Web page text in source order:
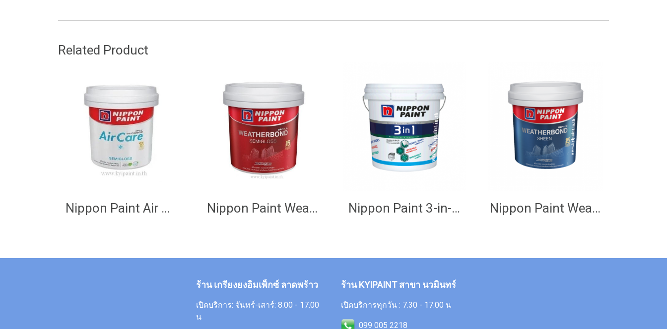
Related Product
Nippon Paint Air Care (SemiGloss) Nippon Paint Weatherbond (SemiGloss) Nippon Paint 3-in-One Nippon Paint Weatherbond
ร้าน เกรียงยงอิมเพ็กซ์ ลาดพร้าว
เปิดบริการ: จันทร์-เสาร์: 8.00 - 17.00
น
ร้าน KYIPAINT สาขา นวมินทร์
เปิดบริการทุกวัน : 7.30 - 17.00 น
099 005 2218